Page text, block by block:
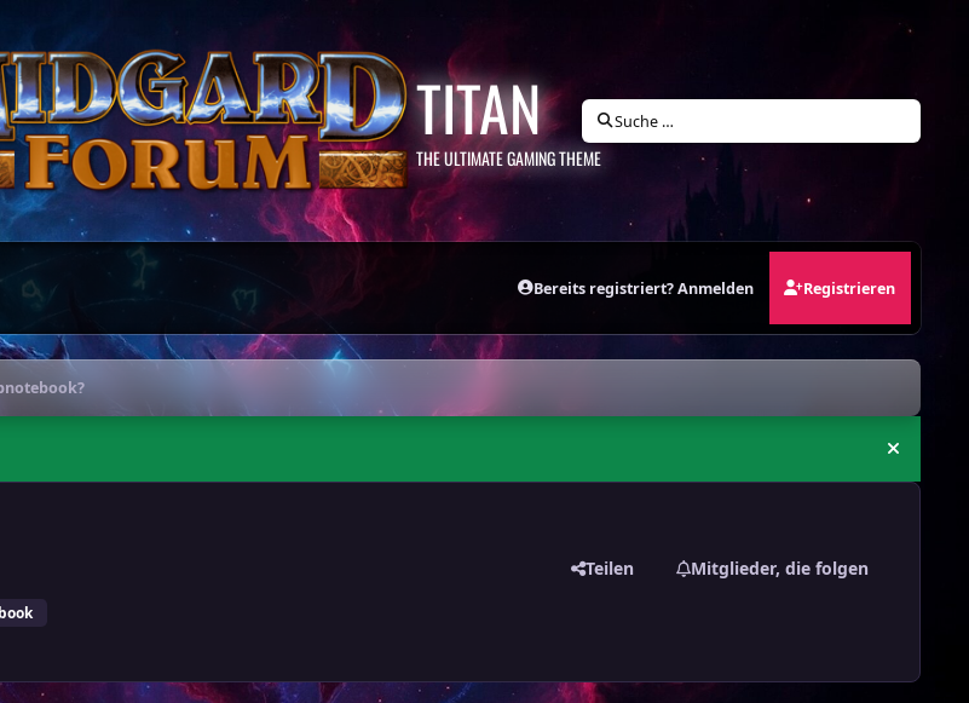
TITAN
THE ULTIMATE GAMING THEME
Suche …
Bereits registriert? Anmelden Registrieren
Teilen Mitglieder, die folgen